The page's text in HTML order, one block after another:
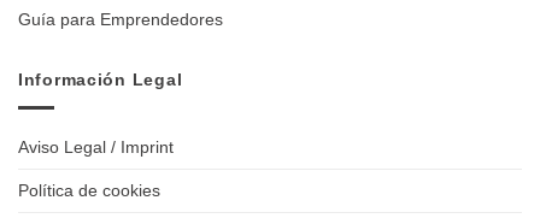
Guía para Emprendedores
Información Legal
Aviso Legal / Imprint
Política de cookies